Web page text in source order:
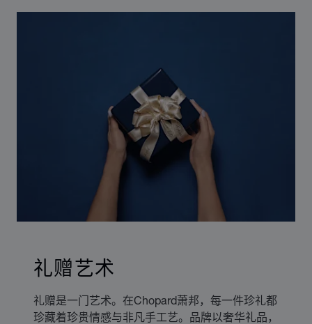
礼赠艺术
礼赠是一门艺术。在Chopard萧邦，每一件珍礼都
珍藏着珍贵情感与非凡手工艺。品牌以奢华礼品，